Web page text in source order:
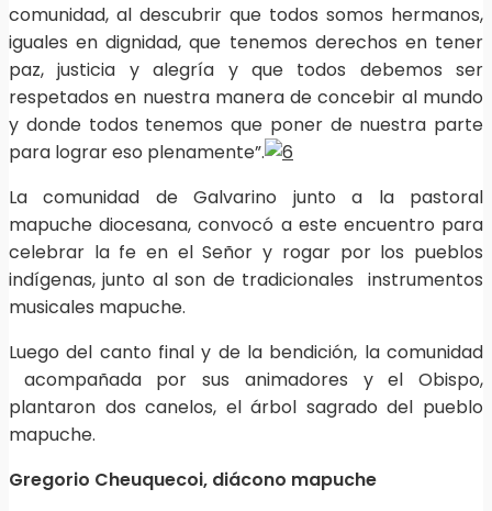
comunidad, al descubrir que todos somos hermanos,
iguales en dignidad, que tenemos derechos en tener
paz, justicia y alegría y que todos debemos ser
respetados en nuestra manera de concebir al mundo
y donde todos tenemos que poner de nuestra parte
para lograr eso plenamente”.
La comunidad de Galvarino junto a la pastoral
mapuche diocesana, convocó a este encuentro para
celebrar la fe en el Señor y rogar por los pueblos
indígenas, junto al son de tradicionales instrumentos
musicales mapuche.
Luego del canto final y de la bendición, la comunidad
acompañada por sus animadores y el Obispo,
plantaron dos canelos, el árbol sagrado del pueblo
mapuche.
Gregorio Cheuquecoi, diácono mapuche